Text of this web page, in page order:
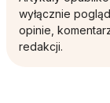
wyłącznie
opinie,
redakcji.